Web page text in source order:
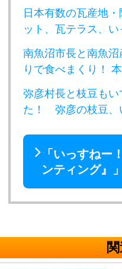
日本有数の瓦産地
ット、瓦テラス、い
南魚沼市長と南魚
りで食べまくり！
弥彦村長と枝豆も
た！ 弥彦の枝豆、
「いっすねー
ンティング』